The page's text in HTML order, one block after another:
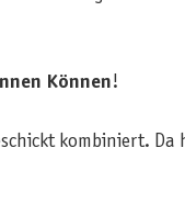
Können!
kombiniert.